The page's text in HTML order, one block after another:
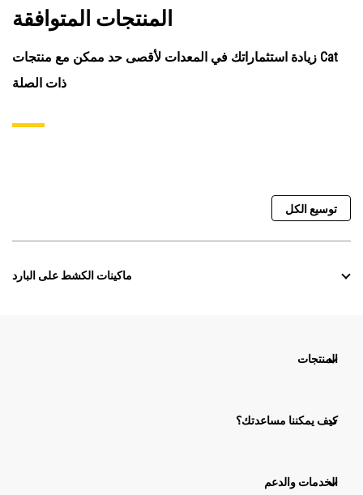
المنتجات المتوافقة
زيادة استثماراتك في المعدات لأقصى حد ممكن مع منتجات Cat
ذات الصلة
توسيع الكل
ماكينات الكشط على البارد
المنتجات
كيف يمكننا مساعدتك؟
الخدمات والدعم